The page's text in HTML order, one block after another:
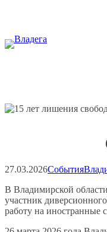
27.03.2026События
В Владимирской
участник
работу на иностранные